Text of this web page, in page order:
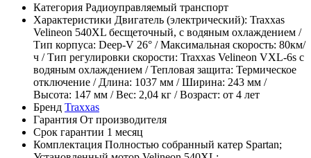
Категория Радиоуправляемый транспорт
Характеристики Двигатель (электрический): Traxxas
Velineon 540XL бесщеточный, с водяным охлаждением /
Тип корпуса: Deep-V 26° / Максимальная скорость: 80км/
ч / Тип регулировки скорости: Traxxas Velineon VXL-6s с
водяным охлаждением / Тепловая защита: Термическое
отключение / Длина: 1037 мм / Ширина: 243 мм /
Высота: 147 мм / Вес: 2,04 кг / Возраст: от 4 лет
Бренд Traxxas
Гарантия От производителя
Срок гарантии 1 месяц
Комплектация Полностью собранный катер Spartan;